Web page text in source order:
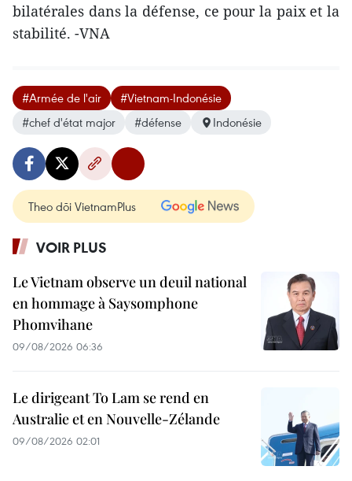
bilatérales dans la défense, ce pour la paix et la
stabilité. -VNA
#Armée de l'air
#Vietnam-Indonésie
#chef d'état major
#défense Indonésie
Theo dõi VietnamPlus
VOIR PLUS
Le Vietnam observe un deuil national
en hommage à Saysomphone
Phomvihane
09/08/2026 06:36
Le dirigeant To Lam se rend en
Australie et en Nouvelle-Zélande
09/08/2026 02:01